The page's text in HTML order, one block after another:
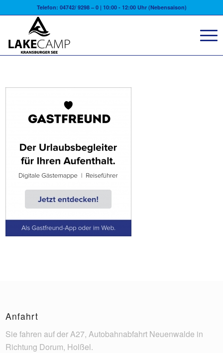
Telefon: 04742/ 9298 – 0 | 10:00 - 12:00 Uhr (Nebensaison)
Anfahrt
Sie fahren auf der A27, Autobahnabfahrt Neuenwalde in
Richtung Dorum, Holßel.